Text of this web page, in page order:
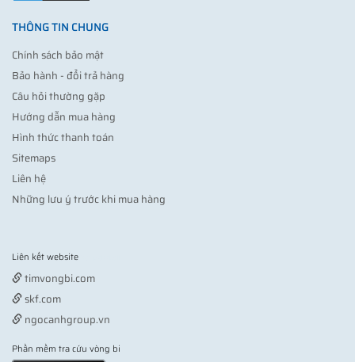
THÔNG TIN CHUNG
Chính sách bảo mật
Bảo hành - đổi trả hàng
Câu hỏi thường gặp
Hướng dẫn mua hàng
Hình thức thanh toán
Sitemaps
Liên hệ
Những lưu ý trước khi mua hàng
Liên kết website
timvongbi.com
skf.com
ngocanhgroup.vn
Phần mềm tra cứu vòng bi